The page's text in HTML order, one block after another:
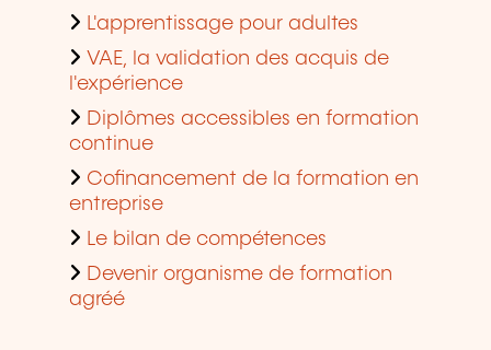
L'apprentissage pour adultes
VAE, la validation des acquis de
l'expérience
Diplômes accessibles en formation
continue
Cofinancement de la formation en
entreprise
Le bilan de compétences
Devenir organisme de formation
agréé